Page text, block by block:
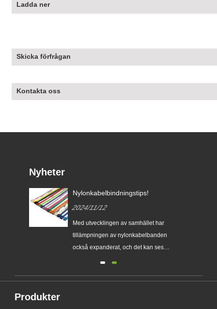
Ladda ner
Skicka förfrågan
Kontakta oss
Nyheter
Nylonkabelbindningstips!
2024/11/12
Med utvecklingen av samhället har
tillämpningen av nylonkabelbanden
också expanderat, och det kan ses
kvaliteten på sina produkter
Produkter